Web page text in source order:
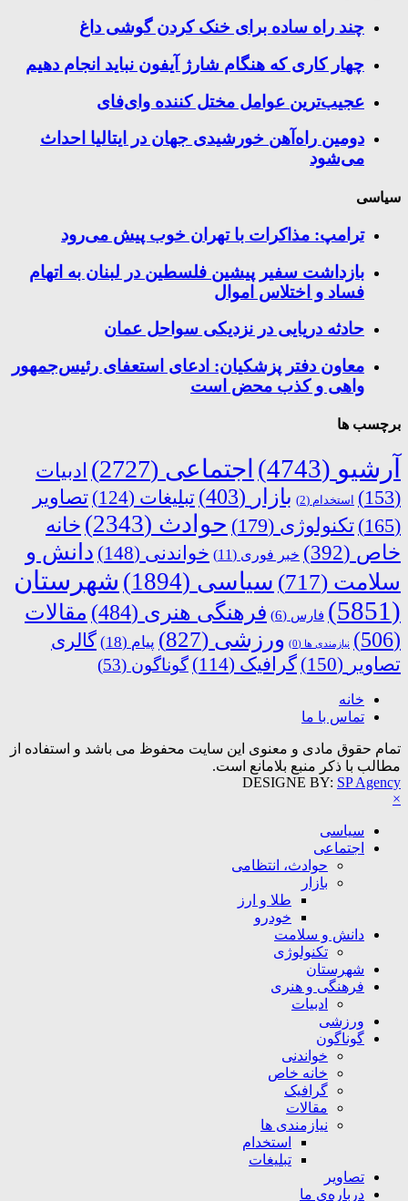
چند راه‌ ساده برای خنک کردن گوشی داغ
چهار کاری که هنگام شارژ آیفون نباید انجام دهیم
عجیب‌ترین عوامل مختل کننده وای‌فای
دومین راه‌آهن خورشیدی جهان در ایتالیا احداث
می‌شود
سیاسی
ترامپ: مذاکرات با تهران خوب پیش می‌رود
بازداشت سفیر پیشین فلسطین در لبنان به اتهام
فساد و اختلاس اموال
حادثه دریایی در نزدیکی سواحل عمان
معاون دفتر پزشکیان: ادعای استعفای رئیس‌جمهور
واهی و کذب محض است
برچسب ها
آرشیو (4743) اجتماعی (2727)
ادبیات
(153)
استخدام (2) بازار (403) تبلیغات (124)
تصاویر
(165)
تکنولوژی (179) حوادث (2343)
خانه
خاص (392) خبر فوری (11) خواندنی (148)
دانش و
سلامت (717) سیاسی (1894)
شهرستان
(5851)
فارس (6) فرهنگی هنری (484)
مقالات
(506)
نیازمندی ها (0) ورزشی (827) پیام (18)
گالری
تصاویر (150) گرافیک (114) گوناگون (53)
خانه
تماس با ما
تمام حقوق مادی و معنوی این سایت محفوظ می باشد و استفاده از
مطالب با ذکر منبع بلامانع است.
DESIGNE BY: SP Agency
×
سیاسی
اجتماعی
حوادث، انتظامی
بازار
طلا و ارز
خودرو
دانش و سلامت
تکنولوژی
شهرستان
فرهنگی و هنری
ادبیات
ورزشی
گوناگون
خواندنی
خانه خاص
گرافیک
مقالات
نیازمندی ها
استخدام
تبلیغات
تصاویر
درباره‌ی ما